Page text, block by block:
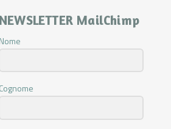
NEWSLETTER MailChimp
Nome
Cognome